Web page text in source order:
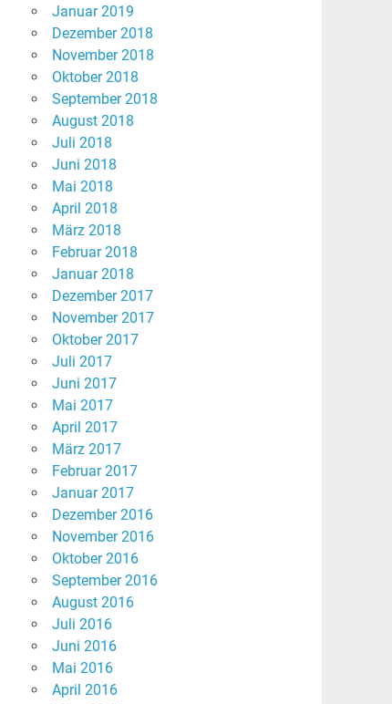
Januar 2019
Dezember 2018
November 2018
Oktober 2018
September 2018
August 2018
Juli 2018
Juni 2018
Mai 2018
April 2018
März 2018
Februar 2018
Januar 2018
Dezember 2017
November 2017
Oktober 2017
Juli 2017
Juni 2017
Mai 2017
April 2017
März 2017
Februar 2017
Januar 2017
Dezember 2016
November 2016
Oktober 2016
September 2016
August 2016
Juli 2016
Juni 2016
Mai 2016
April 2016